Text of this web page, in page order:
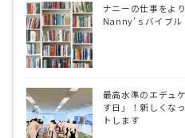
ナニーの仕事をよ
Nanny’ｓバイブ
最高水準のエデュ
す日」！新しくな
トします